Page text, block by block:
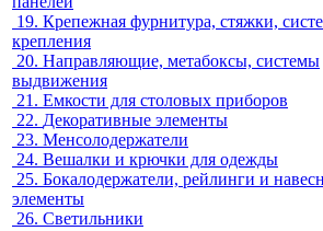
19. Крепежная фурнитура, стяжки,
крепления
20. Направляющие, метабоксы, системы
выдвижения
21. Емкости для столовых приборов
22. Декоративные элементы
23. Менсолодержатели
24. Вешалки и крючки для одежды
25. Бокалодержатели, рейлинги и
элементы
26. Светильники